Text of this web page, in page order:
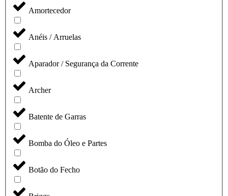
Amortecedor
Anéis / Arruelas
Aparador / Segurança da Corrente
Archer
Batente de Garras
Bomba do Óleo e Partes
Botão do Fecho